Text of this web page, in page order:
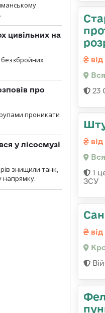
цивільних на
беззбройних
про
проникати
у лісосмузі
знищили танк,
напрямку.
23
1
ЗСУ